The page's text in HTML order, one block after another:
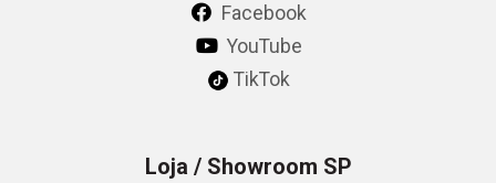
Facebook
YouTube
TikTok
Loja / Showroom SP